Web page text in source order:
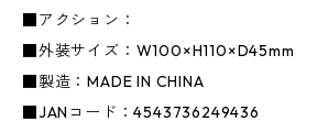
■アクション：
■外装サイズ：W100×H110×D45mm
■製造：MADE IN CHINA
■JANコード：4543736249436